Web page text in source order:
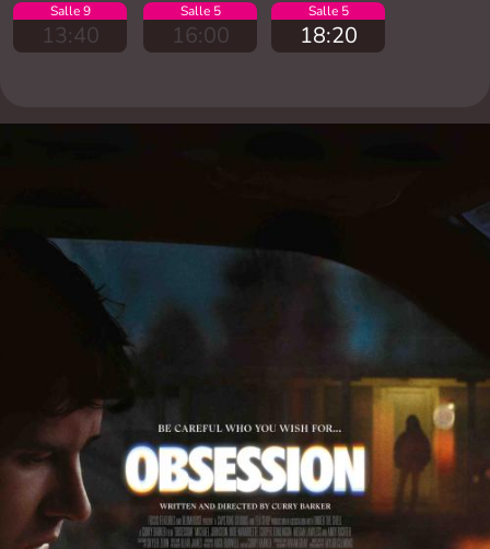
Salle 9
13:40
Salle 5
16:00
Salle 5
18:20